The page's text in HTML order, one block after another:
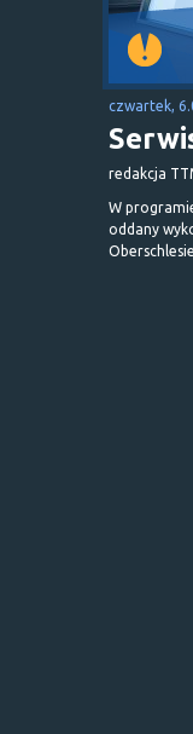
czwartek,
redakcja
W
oddany